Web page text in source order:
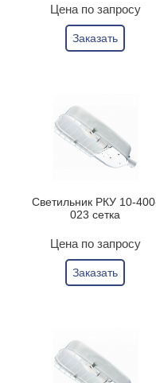
Цена по запросу
Заказать
Светильник РКУ 10-
023 сетка
Цена по запросу
Заказать